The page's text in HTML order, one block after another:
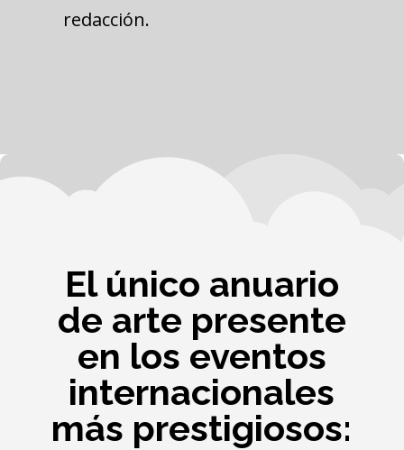
redacción.
El único anuario
de arte presente
en los eventos
internacionales
más prestigiosos: